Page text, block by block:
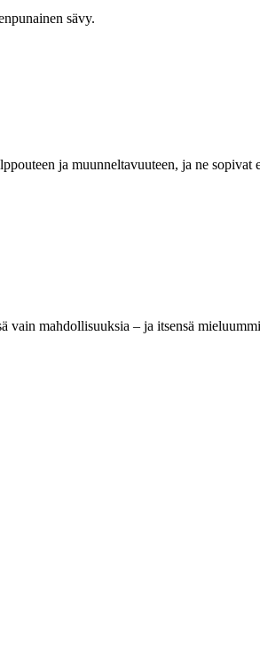
sävy.
ja muunneltavuuteen, ja ne
mahdollisuuksia – ja itsensä